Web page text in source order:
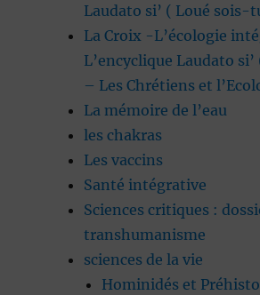
Laudato si’ ( Loué sois-
La Croix -L’écologie
L’encyclique Laudato
– Les Chrétiens et
La mémoire de l’eau
les chakras
Les vaccins
Santé intégrative
Sciences critiques :
transhumanisme
sciences de la vie
Hominidés et